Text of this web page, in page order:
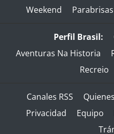
Weekend
Parabrisas
Perfil Brasil:
Aventuras Na Historia
Recreio
Canales RSS
Privacidad
Equipo